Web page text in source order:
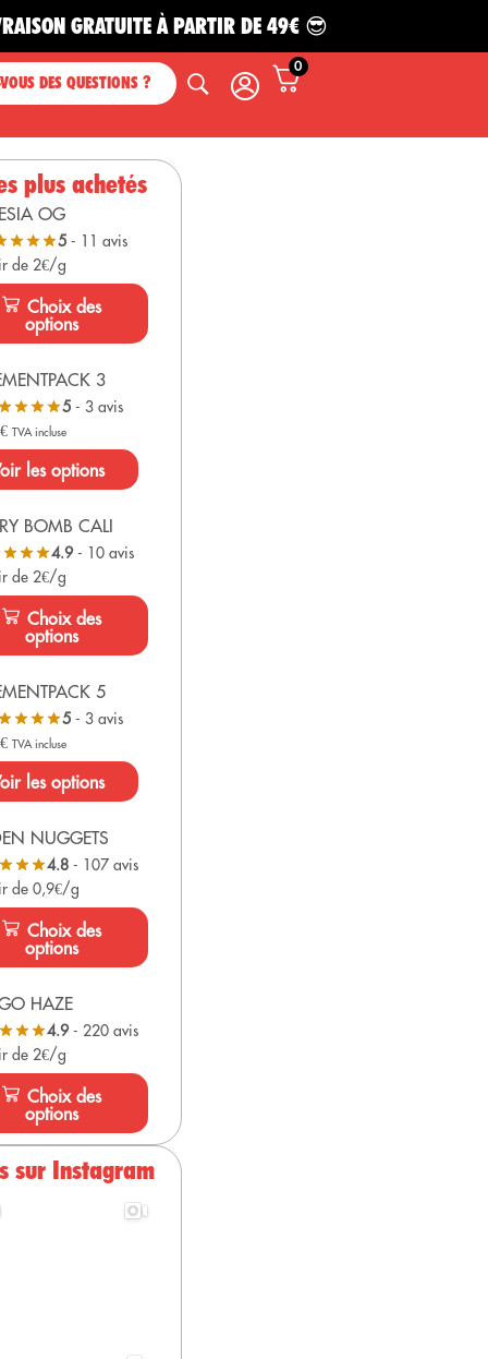
GRATUITE À PARTIR DE 49€ 😎
DES QUESTIONS ?
0
plus achetés
OG
5 - 11 avis
de 2€/g
Choix des
options
3
5 - 3 avis
€ TVA incluse
les options
BOMB CALI
4.9- 10 avis
de 2€/g
Choix des
options
5
5 - 3 avis
€ TVA incluse
les options
NUGGETS
4.8 - 107 avis
de 0,9€/g
Choix des
options
HAZE
4.9- 220 avis
de 2€/g
Choix des
options
sur Instagram